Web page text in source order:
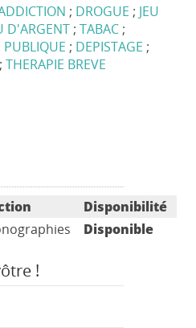
; DROGUE ; JEU
D'ARGENT ;TABAC ;
PUBLIQUE ; DEPISTAGE ;
;THERAPIE BREVE
Disponibilité
Disponible
!